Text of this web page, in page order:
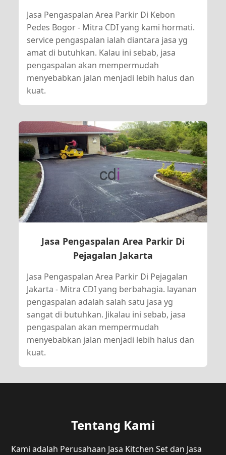
Jasa Pengaspalan Area Parkir Di Kebon
Pedes Bogor - Mitra CDI yang kami hormati.
service pengaspalan ialah diantara jasa yg
amat di butuhkan. Kalau ini sebab, jasa
pengaspalan akan mempermudah
menyebabkan jalan menjadi lebih halus dan
kuat.
Jasa Pengaspalan Area Parkir Di
Pejagalan Jakarta
Jasa Pengaspalan Area Parkir Di Pejagalan
Jakarta - Mitra CDI yang berbahagia. layanan
pengaspalan adalah salah satu jasa yg
sangat di butuhkan. Jikalau ini sebab, jasa
pengaspalan akan mempermudah
menyebabkan jalan menjadi lebih halus dan
kuat.
Tentang Kami
Kami adalah Perusahaan Jasa Kitchen Set dan Jasa